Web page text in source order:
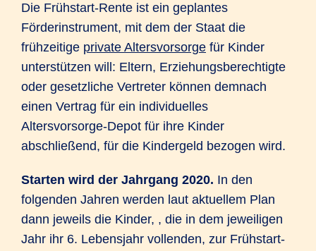
Die Frühstart-Rente ist ein geplantes
Förderinstrument, mit dem der Staat die
frühzeitige private Altersvorsorge für Kinder
unterstützen will: Eltern, Erziehungsberechtigte
oder gesetzliche Vertreter können demnach
einen Vertrag für ein individuelles
Altersvorsorge-Depot für ihre Kinder
abschließend, für die Kindergeld bezogen wird.
Starten wird der Jahrgang 2020. In den
folgenden Jahren werden laut aktuellem Plan
dann jeweils die Kinder, , die in dem jeweiligen
Jahr ihr 6. Lebensjahr vollenden, zur Frühstart-